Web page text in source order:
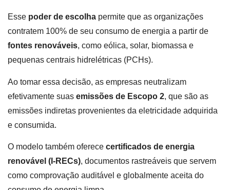
Esse poder de escolha permite que as organizações
contratem 100% de seu consumo de energia a partir de
fontes renováveis, como eólica, solar, biomassa e
pequenas centrais hidrelétricas (PCHs).
Ao tomar essa decisão, as empresas neutralizam
efetivamente suas emissões de Escopo 2, que são as
emissões indiretas provenientes da eletricidade adquirida
e consumida.
O modelo também oferece certificados de energia
renovável (I-RECs), documentos rastreáveis que servem
como comprovação auditável e globalmente aceita do